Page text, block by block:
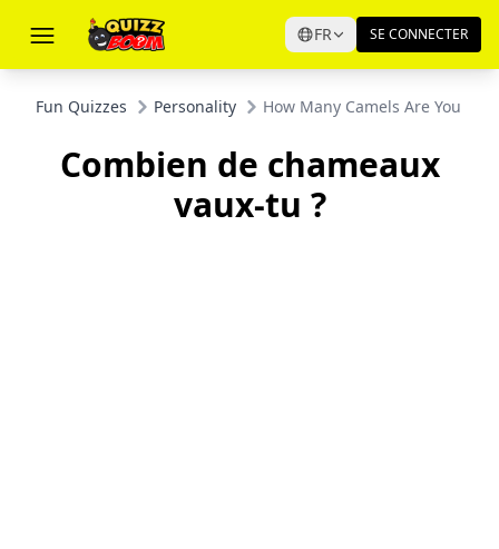
FR SE CONNECTER
Fun Quizzes Personality How Many Camels Are You
Combien de chameaux
vaux-tu ?